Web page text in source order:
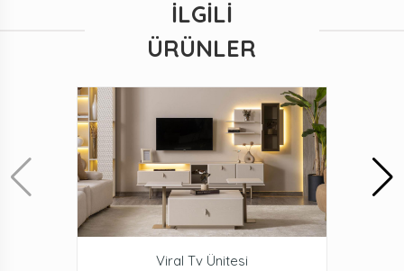
İLGILI
ÜRÜNLER
Viral Tv Ünitesi